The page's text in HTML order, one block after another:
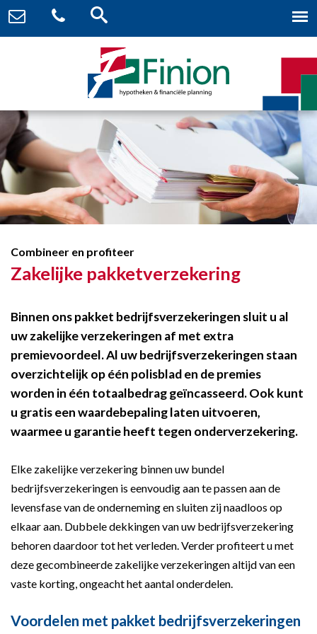
Combineer en profiteer
Zakelijke pakketverzekering
Binnen ons pakket bedrijfsverzekeringen sluit u al
uw zakelijke verzekeringen af met extra
premievoordeel. Al uw bedrijfsverzekeringen staan
overzichtelijk op één polisblad en de premies
worden in één totaalbedrag geïncasseerd. Ook kunt
u gratis een waardebepaling laten uitvoeren,
waarmee u garantie heeft tegen onderverzekering.
Elke zakelijke verzekering binnen uw bundel
bedrijfsverzekeringen is eenvoudig aan te passen aan de
levensfase van de onderneming en sluiten zij naadloos op
elkaar aan. Dubbele dekkingen van uw bedrijfsverzekering
behoren daardoor tot het verleden. Verder profiteert u met
deze gecombineerde zakelijke verzekeringen altijd van een
vaste korting, ongeacht het aantal onderdelen.
Voordelen met pakket bedrijfsverzekeringen